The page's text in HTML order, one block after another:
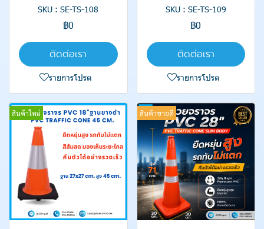
SKU : SE-TS-108
฿0
ติดต่อเรา
รายการโปรด
SKU : SE-TS-109
฿0
ติดต่อเรา
รายการโปรด
สินค้าใหม่ สินค้าขายดี